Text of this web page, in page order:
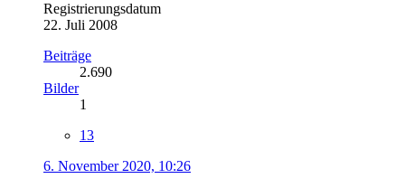
Registrierungsdatum
22. Juli 2008
Beiträge
2.690
Bilder
1
13
6. November 2020, 10:26